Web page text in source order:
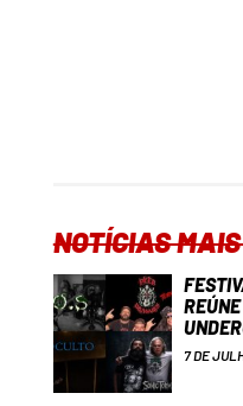
NOTÍCIAS
7 DE